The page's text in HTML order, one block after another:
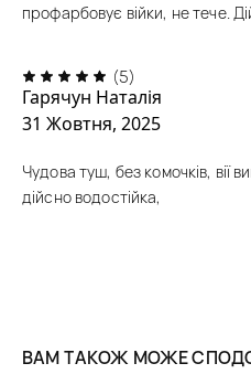
профарбовує війки, не тече.
(5)
Гарячун Наталія
31 Жовтня, 2025
Чудова туш, без комочків, вії
дійсно водостійка,
ВАМ ТАКОЖ МОЖЕ